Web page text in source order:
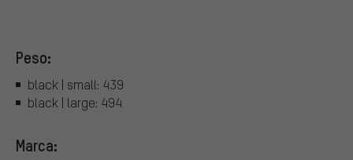
Peso:
black | small: 439
black | large: 494
Marca: